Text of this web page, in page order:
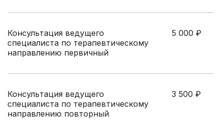
Консультация ведущего
специалиста по терапевтическому
направлению первичный
5 000 ₽
Консультация ведущего
специалиста по терапевтическому
направлению повторный
3 500 ₽